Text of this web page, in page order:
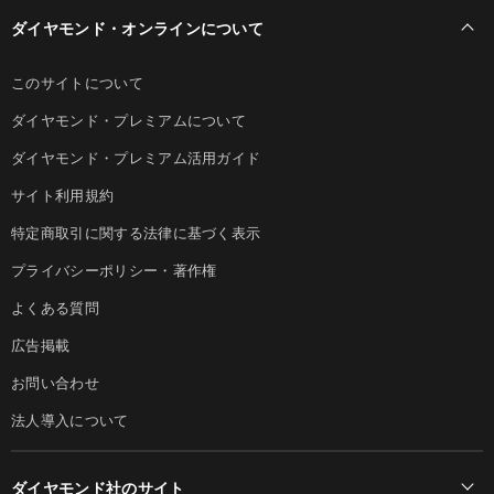
ダイヤモンド・オンラインについて
このサイトについて
ダイヤモンド・プレミアムについて
ダイヤモンド・プレミアム活用ガイド
サイト利用規約
特定商取引に関する法律に基づく表示
プライバシーポリシー・著作権
よくある質問
広告掲載
お問い合わせ
法人導入について
ダイヤモンド社のサイト